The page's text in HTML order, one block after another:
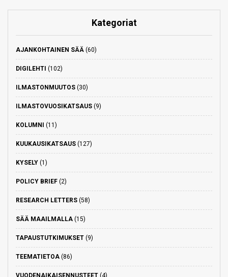
Kategoriat
AJANKOHTAINEN SÄÄ (60)
DIGILEHTI (102)
ILMASTONMUUTOS (30)
ILMASTOVUOSIKATSAUS (9)
KOLUMNI (11)
KUUKAUSIKATSAUS (127)
KYSELY (1)
POLICY BRIEF (2)
RESEARCH LETTERS (58)
SÄÄ MAAILMALLA (15)
TAPAUSTUTKIMUKSET (9)
TEEMATIETOA (86)
VUODENAIKAISENNUSTEET (4)